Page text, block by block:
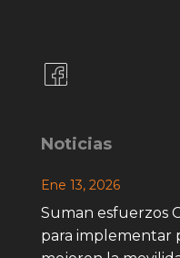
Noticias
Suman esfuerzos
para implementar
Ene 13, 2026